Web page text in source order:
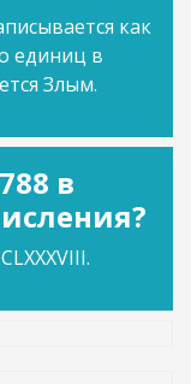
как
единиц в
Злым.
в